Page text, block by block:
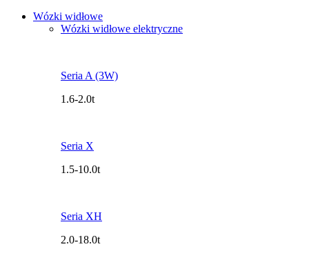
Wózki widłowe
Wózki widłowe elektryczne
Seria A (3W)
1.6-2.0t
Seria X
1.5-10.0t
Seria XH
2.0-18.0t